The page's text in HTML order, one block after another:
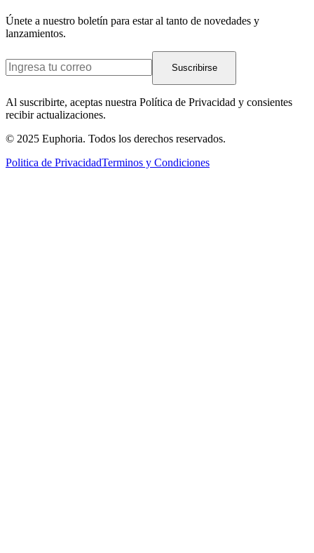
Únete a nuestro boletín para estar al tanto de novedades y
lanzamientos.
Suscribirse
Al suscribirte, aceptas nuestra Política de Privacidad y consientes
recibir actualizaciones.
© 2025 Euphoria. Todos los derechos reservados.
Politica de PrivacidadTerminos y Condiciones